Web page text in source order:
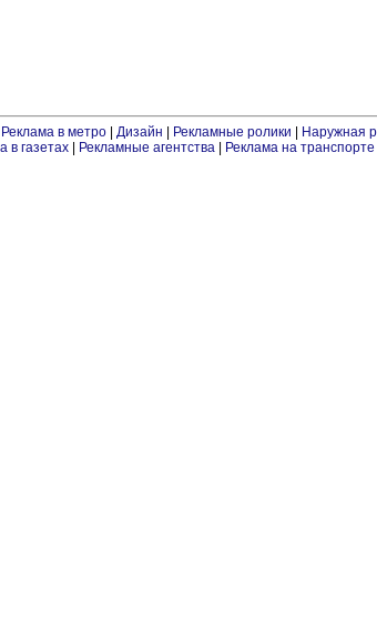
Реклама в метро Дизайн Рекламные ролики Наружная
в газетах Рекламные агентства Реклама на транспорте